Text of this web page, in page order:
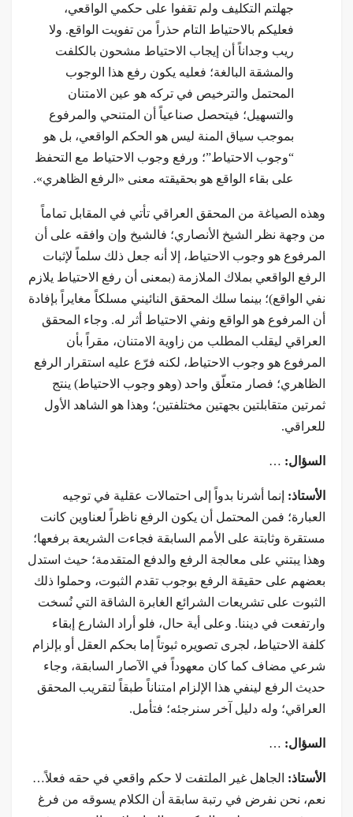
جهلتم التكليف ولم تقفوا على حكمي الواقعي،
فعليكم بالاحتياط التام حذراً من تفويت الواقع. ولا
ريب وجداناً أن إيجاب الاحتياط مشحون بالكلفت
والمشقة البالغة؛ فعليه يكون رفع هذا الوجوب
المحتمل والترخيص في تركه هو عين الامتنان
والتسهيل؛ فيتحصل صناعياً أن المتنحي والمرفوع
بموجب سياق المنة ليس هو الحكم الواقعي، بل هو
“وجوب الاحتياط”؛ ورفع وجوب الاحتياط مع التحفظ
على بقاء الواقع هو بحقيقته معنى «الرفع الظاهري».
وهذه الصياغة من المحقق العراقي تأتي في المقابل تماماً
من وجهة نظر الشيخ الأنصاري؛ فالشيخ وإن وافقه على أن
المرفوع هو وجوب الاحتياط، إلا أنه جعل ذلك سلماً لإثبات
الرفع الواقعي بملاك الملازمة (بمعنى أن رفع الاحتياط يلازم
نفي الواقع)؛ بينما سلك المحقق النائيني مسلكاً مغايراً بإفادة
أن المرفوع هو الواقع ونفي الاحتياط أثر له. وجاء المحقق
العراقي ليقلب المطلب من زاوية الامتنان، مقراً بأن
المرفوع هو وجوب الاحتياط، لکنه فرّع عليه استقرار الرفع
الظاهري؛ فصار متعلّق واحد (وهو وجوب الاحتياط) ينتج
ثمرتين متقابلتين بجهتين مختلفتين؛ وهذا هو الشاهد الأول
للعراقي.
السؤال: …
الأستاذ: إنما أشرنا بدواً إلى احتمالات عقلية في توجيه
العبارة؛ فمن المحتمل أن يكون الرفع ناظراً لعناوین كانت
مستقرة وثابتة على الأمم السابقة فجاءت الشريعة برفعها؛
وهذا يبتني على معالجة الرفع والدفع المتقدمة؛ حيث استدل
بعضهم على حقيقة الرفع بوجوب تقدم الثبوت، وحملوا ذلك
الثبوت على تشريعات الشرائع الغابرة الشاقة التي نُسخت
وارتفعت في ديننا. وعلى أية حال، فلو أراد الشارع إبقاء
كلفة الاحتياط، لجرى تصويره ثبوتاً إما بحكم العقل أو بإلزام
شرعي مضاف كما كان معهوداً في الآصار السابقة، وجاء
حديث الرفع لينفي هذا الإلزام امتناناً طبقاً لتقريب المحقق
العراقي؛ وله دليل آخر سنرجئه؛ فتأمل.
السؤال: …
الأستاذ: الجاهل غير الملتفت لا حكم واقعي في حقه فعلاً…
نعم، نحن نفرض في رتبة سابقة أن الكلام يسوقه من فرغ